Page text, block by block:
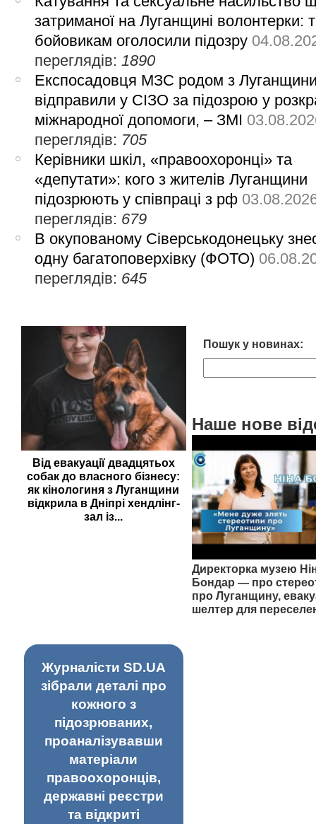
затриманої на Луганщині волонтерки:
бойовикам оголосили підозру
переглядів:1890
Експосадовця МЗС родом з
відправили у СІЗО за підозрою у
міжнародної допомоги, – ЗМІ
переглядів: 705
Керівники шкіл, «правоохоронці» та
«депутати»: кого з жителів Луганщини
підозрюють у співпраці з рф
переглядів: 679
В окупованому Сіверськодонецьку
одну багатоповерхівку (ФОТО)
переглядів: 645
Від евакуації двадцятьох
собак до власного бізнесу:
як кінологиня з Луганщини
відкрила в Дніпрі хендлінг-
зал із...
Пошук у новинах:
Наше нове
Директорка музею
Бондар — про
про Луганщину,
шелтер для
Журналісти SD.UA
зібрали деталі про
кожного з
підозрюваних,
проаналізувавши
матеріали
правоохоронців,
державні реєстри
та відкриті